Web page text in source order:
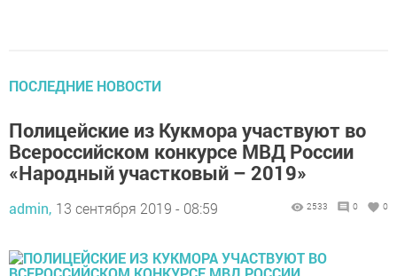
ПОСЛЕДНИЕ НОВОСТИ
Полицейские из Кукмора участвуют во
Всероссийском конкурсе МВД России
«Народный участковый – 2019»
admin, 13 сентября 2019 - 08:59 2533 0 0